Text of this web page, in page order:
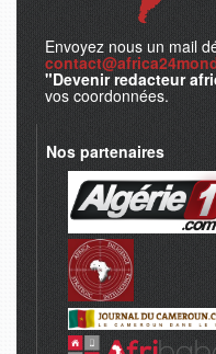
Envoyez nous un mail
"Devenir redacteur
vos coordonnées.
Nos partenaires